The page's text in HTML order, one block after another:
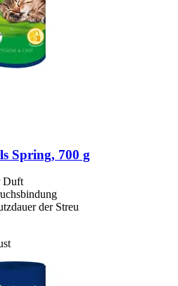
Spring, 700 g
Duft
der Streu